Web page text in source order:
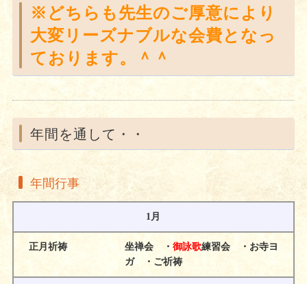
※どちらも先生のご厚意により
大変リーズナブルな会費となっ
ております。＾＾
年間を通して・・
年間行事
1月
正月祈祷 坐禅会 ・ 御詠歌練習会 ・お寺ヨ
ガ ・ご祈祷